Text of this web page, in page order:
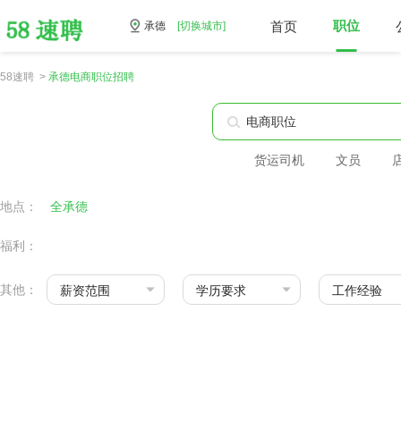
承德 [切换城市] 首页 职位
58速聘 > 承德电商职位招聘
货运司机 文员
地点： 全承德
福利：
其他： 薪资范围 学历要求 工作经验